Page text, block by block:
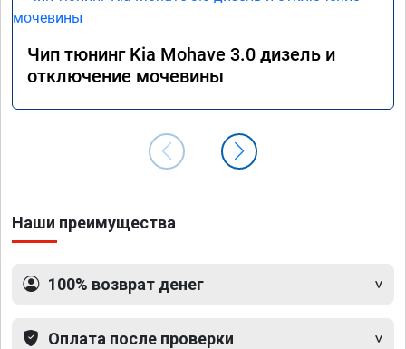
Чип тюнинг Kia Mohave 3.0 дизель и
отключение мочевины
Наши преимущества
100% возврат денег
Оплата после проверки